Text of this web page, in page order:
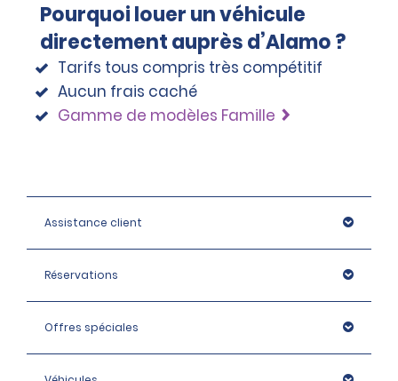
Pourquoi louer un véhicule
directement auprès d’Alamo ?
Tarifs tous compris très compétitif
Aucun frais caché
Gamme de modèles Famille
Assistance client
Réservations
Offres spéciales